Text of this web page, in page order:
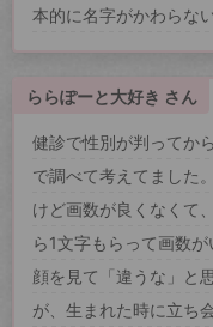
本的に名字がかわらな
ららぽーと大好き さん
健診で性別が判ってか
で調べて考えてました
けど画数が良くなくて
ら1文字もらって画数
顔を見て「違うな」と
が、生まれた時に立ち